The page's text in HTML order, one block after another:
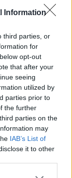
Information
third parties, or
for
opt-out
that after your
seeing
utilized by
parties prior to
the further
parties on the
may
IAB’s List of
it to other
more Google
kalorií. Díky
jíst méně,
Je to chutný
pod